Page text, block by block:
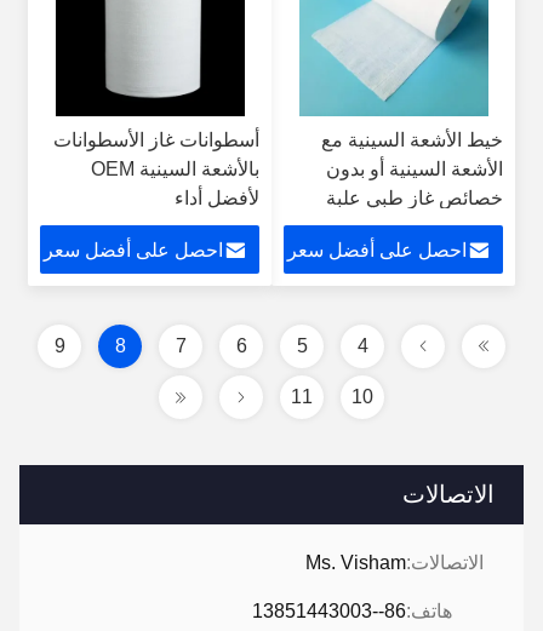
الاتصالات
الاتصالات:Ms. Visham
هاتف:86--13851443003
بمعايير السلامة الخاصة
بمعايير السلامة الخاصة
بمعايير السلامة الخاصة
بمعايير السلامة الخاصة
بمعايير السلامة الخاصة
بمعايير السلامة الخاصة
بمعايير السلامة الخاصة
بمعايير السلامة الخاصة
بمعايير السلامة الخاصة
بمعايير السلامة الخاصة
خيط الأشعة السينية مع
الأشعة السينية أو بدون
خصائص غاز طبي علبة
الإسعافات الأولية للمواد
الطبية الملحقات
احصل على أفضل سعر
أسطوانات غاز الأسطوانات
بالأشعة السينية OEM
لأفضل أداء
احصل على أفضل سعر
4
5
6
7
8
9
10
11